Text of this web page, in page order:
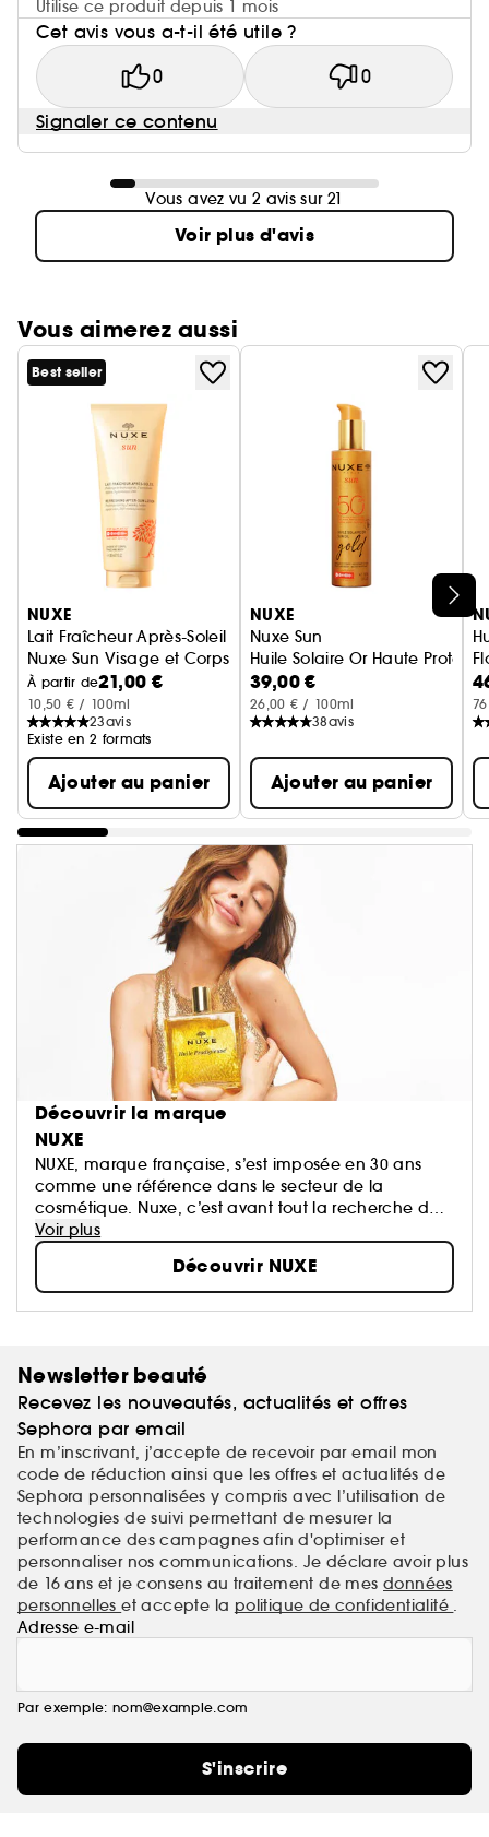
Utilise ce produit depuis 1 mois
Cet avis vous a-t-il été utile ?
0 0
Signaler ce contenu
Vous avez vu 2 avis sur 21
Voir plus d'avis
Vous aimerez aussi
Ignorer le carrousel produits
Best seller
NUXE
Lait Fraîcheur Après-Soleil
Nuxe Sun Visage et Corps
À partir de21,00 €
10,50 € / 100ml
23avis
Existe en 2 formats
Ajouter au panier
NUXE
Nuxe Sun
Huile Solaire Or Haute
39,00 €
26,00 € / 100ml
38avis
Ajouter au panier
Découvrir la marque
NUXE
NUXE, marque française, s’est imposée en 30 ans
comme une référence dans le secteur de la
cosmétique. Nuxe, c’est avant tout la recherche de
l’excellence, l’écoute des sens alliée à la force de la
nature et l’efficacité de la science...
Voir plus
Découvrir NUXE
Newsletter beauté
Recevez les nouveautés, actualités et offres
Sephora par email
En m’inscrivant, j’accepte de recevoir par email mon
code de réduction ainsi que les offres et actualités de
Sephora personnalisées y compris avec l’utilisation de
technologies de suivi permettant de mesurer la
performance des campagnes afin d'optimiser et
personnaliser nos communications. Je déclare avoir plus
de 16 ans et je consens au traitement de mes données
personnelleset accepte la politique de confidentialité .
Adresse e-mail
Par exemple: nom@example.com
S'inscrire